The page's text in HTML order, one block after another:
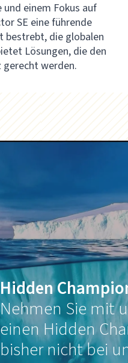
einem Fokus auf
SE eine führende
bestrebt, die globalen
Lösungen, die den
werden.
Hidden
Nehmen Sie mit
einen Hidden
bisher nicht bei